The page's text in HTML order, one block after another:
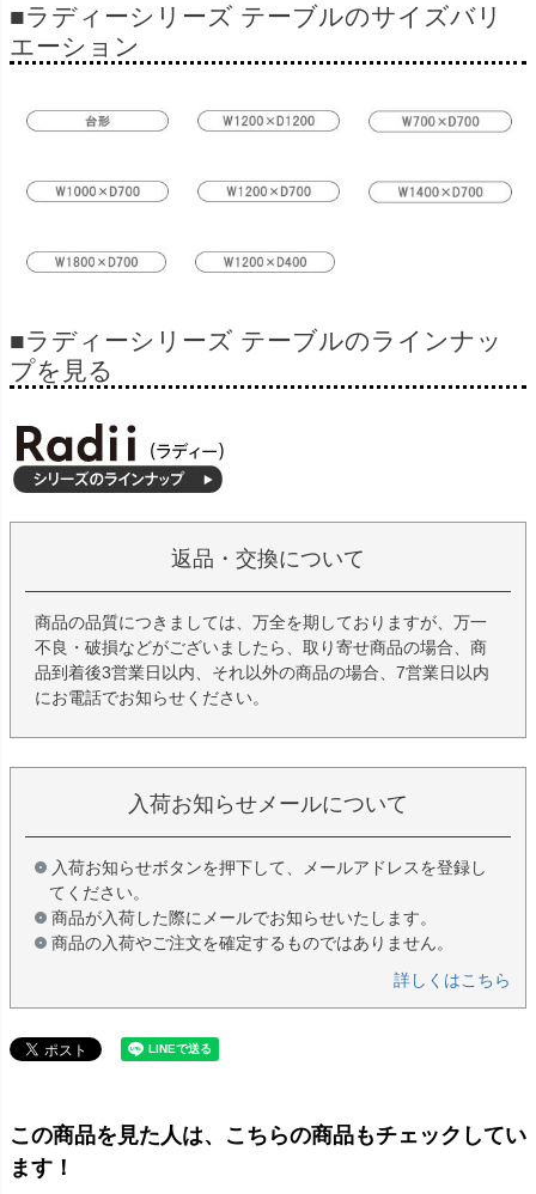
■ラディーシリーズ テーブルのサイズバリ
エーション
■ラディーシリーズ テーブルのラインナッ
プを見る
返品・交換について
商品の品質につきましては、万全を期しておりますが、万一
不良・破損などがございましたら、取り寄せ商品の場合、商
品到着後3営業日以内、それ以外の商品の場合、7営業日以内
にお電話でお知らせください。
入荷お知らせメールについて
入荷お知らせボタンを押下して、メールアドレスを登録し
てください。
商品が入荷した際にメールでお知らせいたします。
商品の入荷やご注文を確定するものではありません。
詳しくはこちら
この商品を見た人は、こちらの商品もチェックしてい
ます！